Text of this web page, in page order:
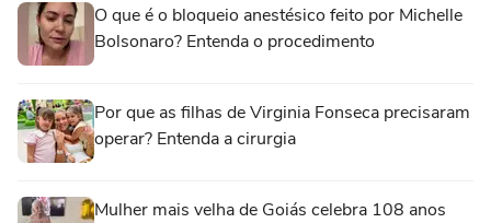
O que é o bloqueio anestésico feito por Michelle
Bolsonaro? Entenda o procedimento
Por que as filhas de Virginia Fonseca precisaram
operar? Entenda a cirurgia
Mulher mais velha de Goiás celebra 108 anos